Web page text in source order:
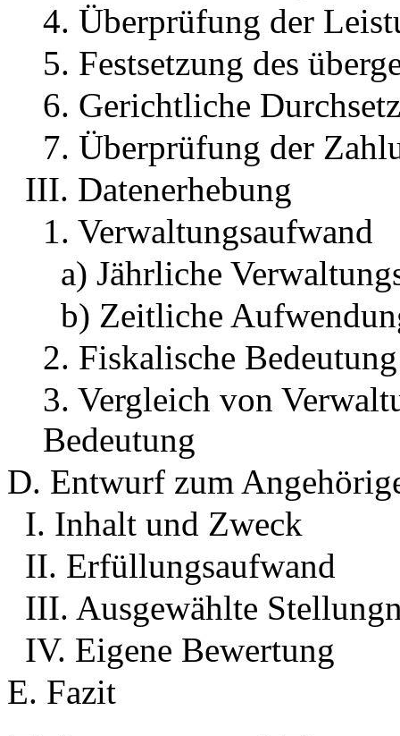
4. Überprüfung der
5. Festsetzung des
6. Gerichtliche
7. Überprüfung der
III. Datenerhebung
1. Verwaltungsaufwand
a) Jährliche
b) Zeitliche
2. Fiskalische Bedeutung
3. Vergleich von
Bedeutung
D. Entwurf zum
I. Inhalt und Zweck
II. Erfüllungsaufwand
III. Ausgewählte
IV. Eigene Bewertung
E. Fazit